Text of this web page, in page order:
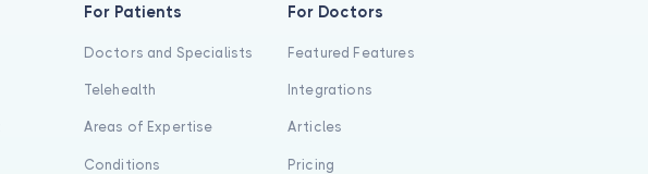
For Patients
Doctors and Specialists
Telehealth
Areas of Expertise
Conditions
For Doctors
Featured Features
Integrations
Articles
Pricing